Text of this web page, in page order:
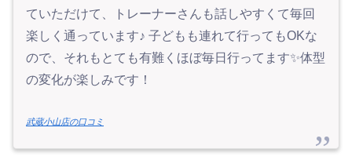
ていただけて、トレーナーさんも話しやすくて毎回
楽しく通っています♪ 子どもも連れて行ってもOKな
ので、それもとても有難くほぼ毎日行ってます✨体型
の変化が楽しみです！
武蔵小山店の口コミ